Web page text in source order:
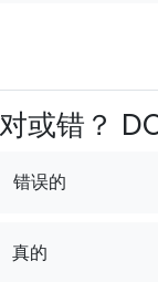
对或错？
错误的
真的